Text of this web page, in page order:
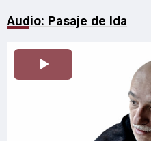
Audio: Pasaje de Ida
Reproducir